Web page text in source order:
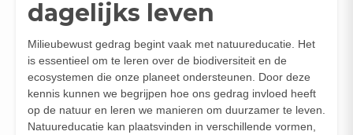
dagelijks leven
Milieubewust gedrag begint vaak met natuureducatie. Het
is essentieel om te leren over de biodiversiteit en de
ecosystemen die onze planeet ondersteunen. Door deze
kennis kunnen we begrijpen hoe ons gedrag invloed heeft
op de natuur en leren we manieren om duurzamer te leven.
Natuureducatie kan plaatsvinden in verschillende vormen,